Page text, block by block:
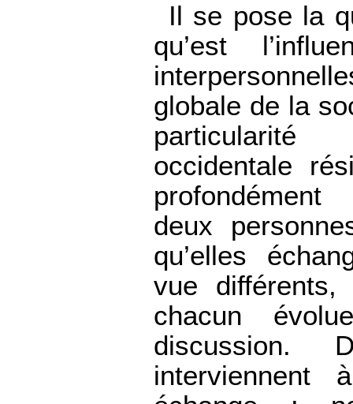
Il se pose la
qu’est
globale de la
occidentale
deux
qu’elles
vue
chacun
discussion.